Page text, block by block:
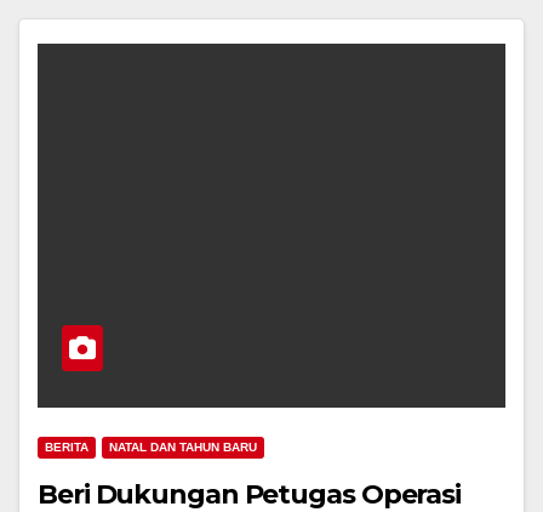
BERITA NATAL DAN TAHUN BARU
Beri Dukungan Petugas Operasi